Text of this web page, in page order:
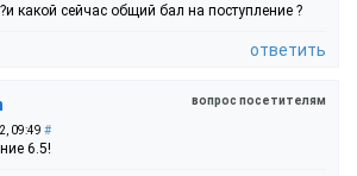
какой сейчас общий бал на поступление ?
ответить
вопрос посетителям
09:49 #
6.5!